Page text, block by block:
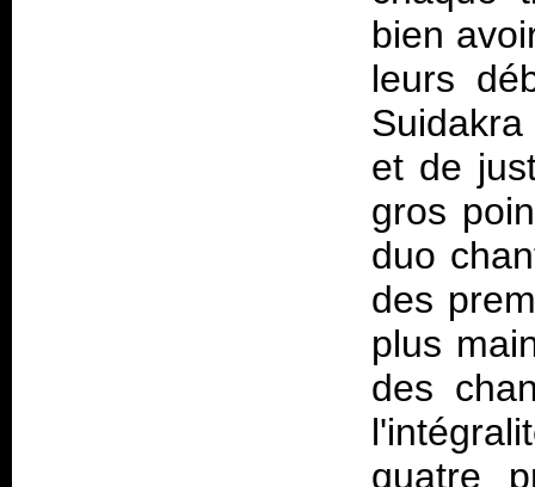
bien
leurs
et de
gros
duo
des
plus
des
quatre